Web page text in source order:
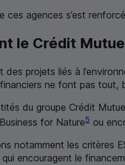
ces agences s’est
le Crédit
des projets liés à
ne font pas tout,
du groupe Crédit
Business for Nature5 ou
notamment les critères
qui encouragent le